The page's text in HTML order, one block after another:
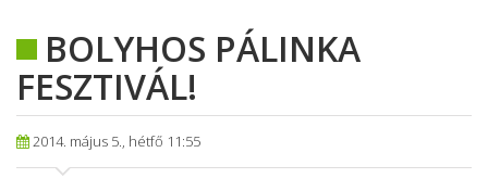
BOLYHOS PÁLINKA
FESZTIVÁL!
2014. május 5., hétfő 11:55